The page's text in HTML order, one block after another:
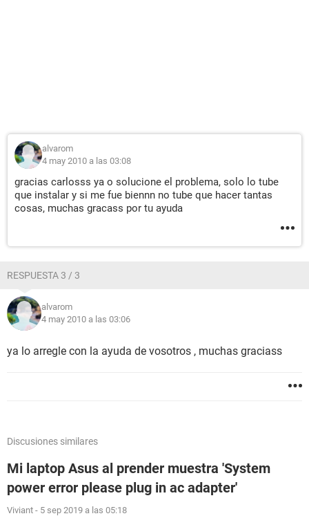
alvarom
4 may 2010 a las 03:08
gracias carlosss ya o solucione el problema, solo lo tube
que instalar y si me fue biennn no tube que hacer tantas
cosas, muchas gracass por tu ayuda
RESPUESTA 3 / 3
alvarom
4 may 2010 a las 03:06
ya lo arregle con la ayuda de vosotros , muchas graciass
Discusiones similares
Mi laptop Asus al prender muestra 'System
power error please plug in ac adapter'
Viviant - 5 sep 2019 a las 05:18